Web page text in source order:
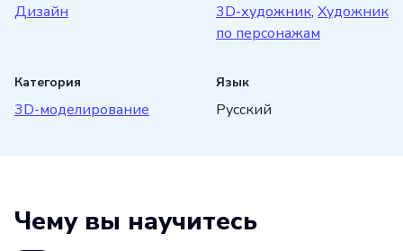
Дизайн 3D-художник, Художник
по персонажам
Категория
3D-моделирование
Язык
Русский
Чему вы научитесь